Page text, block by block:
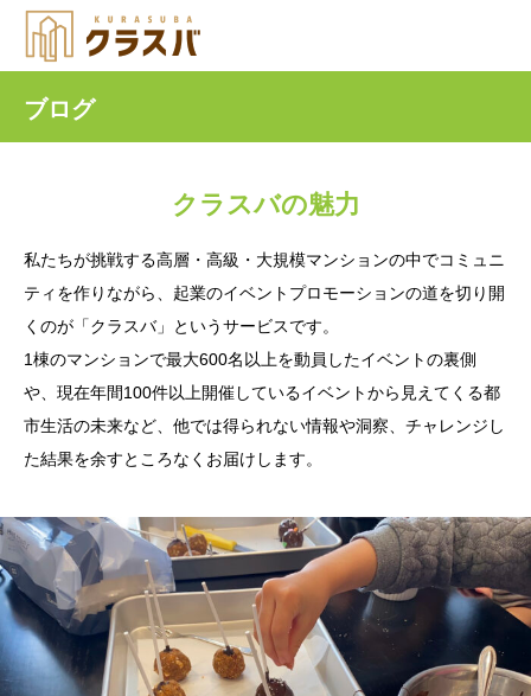
ブログ
クラスバの魅力
私たちが挑戦する高層・高級・大規模マンションの中でコミュニ
ティを作りながら、起業のイベントプロモーションの道を切り開
くのが「クラスバ」というサービスです。
1棟のマンションで最大600名以上を動員したイベントの裏側
や、現在年間100件以上開催しているイベントから見えてくる都
市生活の未来など、他では得られない情報や洞察、チャレンジし
た結果を余すところなくお届けします。